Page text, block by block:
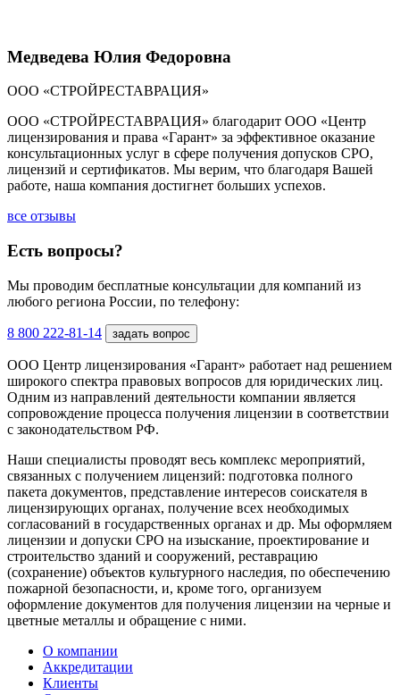
Медведева Юлия Федоровна
ООО «СТРОЙРЕСТАВРАЦИЯ»
ООО «СТРОЙРЕСТАВРАЦИЯ» благодарит ООО «Центр
лицензирования и права «Гарант» за эффективное оказание
консультационных услуг в сфере получения допусков СРО,
лицензий и сертификатов. Мы верим, что благодаря Вашей
работе, наша компания достигнет больших успехов.
все отзывы
Есть вопросы?
Мы проводим бесплатные консультации для компаний из
любого региона России, по телефону:
8 800 222-81-14 задать вопрос
ООО Центр лицензирования «Гарант» работает над решением
широкого спектра правовых вопросов для юридических лиц.
Одним из направлений деятельности компании является
сопровождение процесса получения лицензии в соответствии
с законодательством РФ.
Наши специалисты проводят весь комплекс мероприятий,
связанных с получением лицензий: подготовка полного
пакета документов, представление интересов соискателя в
лицензирующих органах, получение всех необходимых
согласований в государственных органах и др. Мы оформляем
лицензии и допуски СРО на изыскание, проектирование и
строительство зданий и сооружений, реставрацию
(сохранение) объектов культурного наследия, по обеспечению
пожарной безопасности, и, кроме того, организуем
оформление документов для получения лицензии на черные и
цветные металлы и обращение с ними.
О компании
Аккредитации
Клиенты